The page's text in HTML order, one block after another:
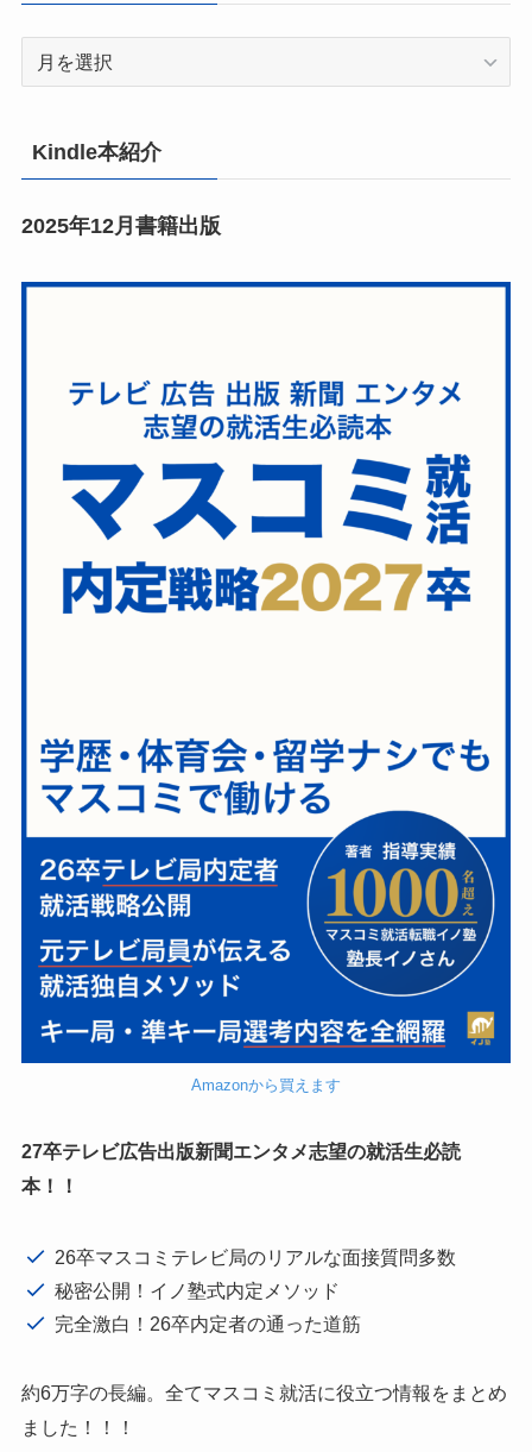
Archives
Kindle本紹介
2025年12月書籍出版
Amazonから買えます
27卒テレビ広告出版新聞エンタメ志望の就活生必読
本！！
26卒マスコミテレビ局のリアルな面接質問多数
秘密公開！イノ塾式内定メソッド
完全激白！26卒内定者の通った道筋
約6万字の長編。全てマスコミ就活に役立つ情報をまとめ
ました！！！